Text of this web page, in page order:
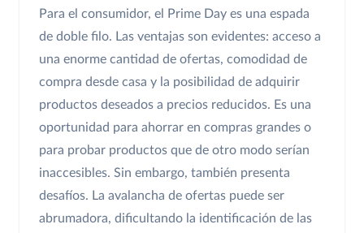
Para el consumidor, el Prime Day es una espada
de doble filo. Las ventajas son evidentes: acceso a
una enorme cantidad de ofertas, comodidad de
compra desde casa y la posibilidad de adquirir
productos deseados a precios reducidos. Es una
oportunidad para ahorrar en compras grandes o
para probar productos que de otro modo serían
inaccesibles. Sin embargo, también presenta
desafíos. La avalancha de ofertas puede ser
abrumadora, dificultando la identificación de las